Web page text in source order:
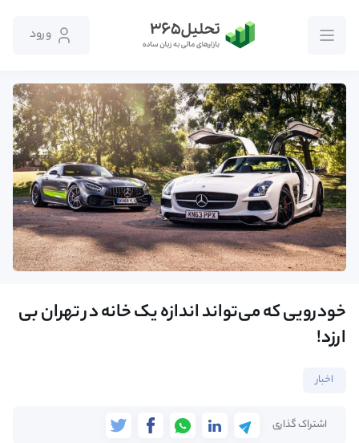
ورود
خودرویی که می‌تواند اندازه یک خانه در تهران بی
ارزد!
اخبار
اشتراک گذاری